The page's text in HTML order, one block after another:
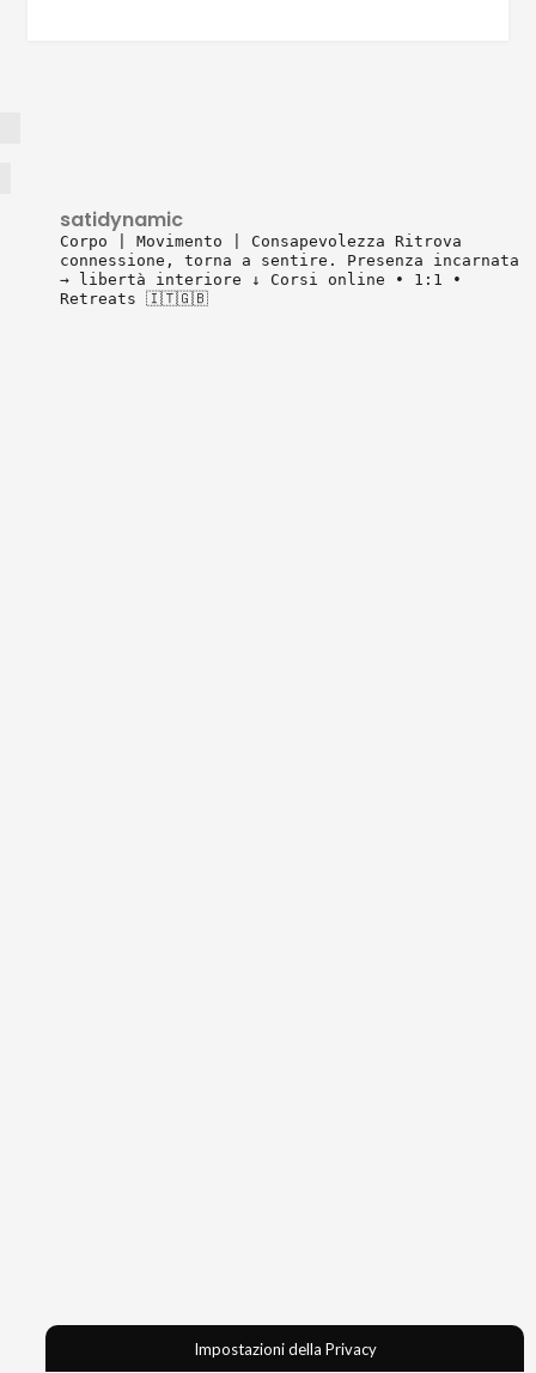
satidynamic
Corpo | Movimento | Consapevolezza Ritrova
connessione, torna a sentire.
Presenza incarnata
→ libertà interiore ↓ Corsi online • 1:1 •
Retreats 🇮🇹🇬🇧
Impostazioni della Privacy